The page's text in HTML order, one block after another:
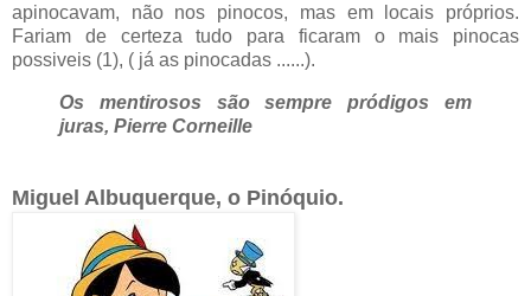
apinocavam, não nos pinocos, mas em locais próprios.
Fariam de certeza tudo para ficaram o mais pinocas
possiveis (1), ( já as pinocadas ......).
Os mentirosos são sempre pródigos em
juras, Pierre Corneille
Miguel Albuquerque, o Pinóquio.